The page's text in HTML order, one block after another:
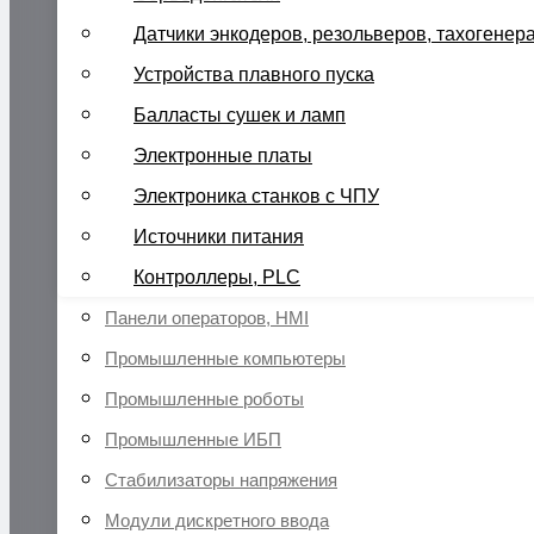
Датчики энкодеров, резольверов,
Устройства плавного пуска
Балласты сушек и ламп
Электронные платы
Электроника станков с ЧПУ
Источники питания
Контроллеры, PLC
Панели операторов, HMI
Промышленные компьютеры
Промышленные роботы
Промышленные ИБП
Стабилизаторы напряжения
Модули дискретного ввода